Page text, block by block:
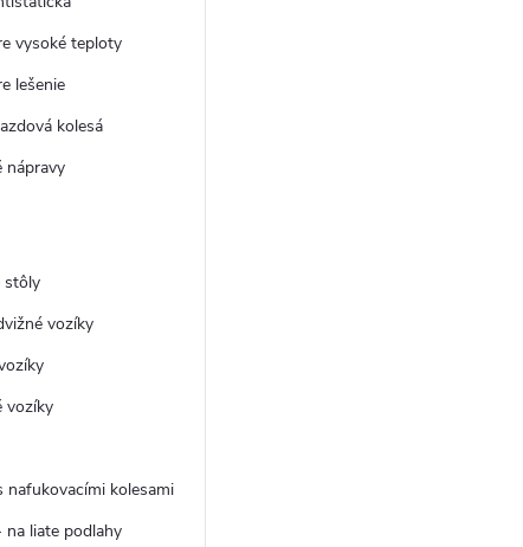
vysoké teploty
lešenie
kolesá
nápravy
stôly
vozíky
vozíky
nafukovacími kolesami
na liate podlahy